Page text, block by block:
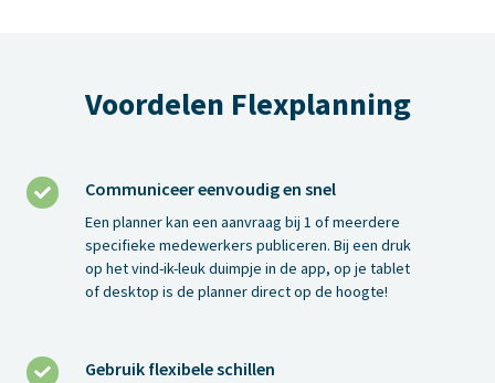
Voordelen Flexplanning
Communiceer eenvoudig en snel
Een planner kan een aanvraag bij 1 of meerdere
specifieke medewerkers publiceren. Bij een druk
op het vind-ik-leuk duimpje in de app, op je tablet
of desktop is de planner direct op de hoogte!
Communiceer
eenvoudig
Gebruik flexibele schillen
Gebruik